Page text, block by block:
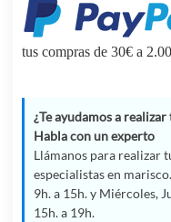
tus compras de 30€ a
¿Te ayudamos a
Habla con un experto
Llámanos para realizar
especialistas en
9h. a 15h. y Miércoles,
15h. a 19h.